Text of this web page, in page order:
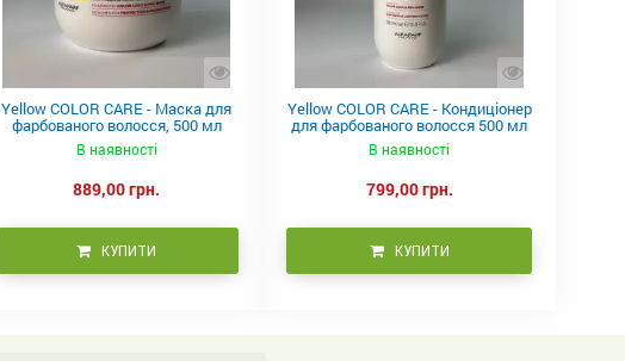
Yellow COLOR CARE - Маска для
фарбованого волосся, 500 мл
В наявності
889,00 грн.
КУПИТИ
Yellow COLOR CARE - Кондиціонер
для фарбованого волосся 500 мл
В наявності
799,00 грн.
КУПИТИ